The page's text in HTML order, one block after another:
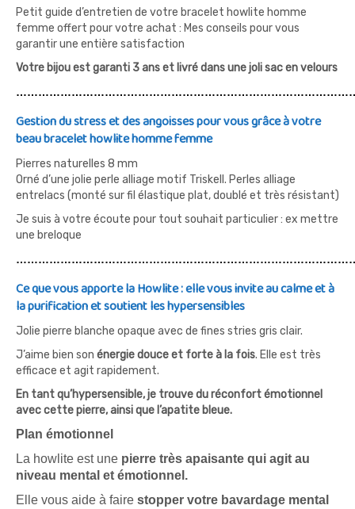
Petit guide d’entretien de votre bracelet howlite homme
femme offert pour votre achat : Mes conseils pour vous
garantir une entière satisfaction
Votre bijou est garanti 3 ans et livré dans une joli sac en velours
Gestion du stress et des angoisses pour vous grâce à votre
beau bracelet howlite homme femme
Pierres naturelles 8 mm
Orné d’une jolie perle alliage motif Triskell. Perles alliage
entrelacs (monté sur fil élastique plat, doublé et très résistant)
Je suis à votre écoute pour tout souhait particulier : ex mettre
une breloque
Ce que vous apporte la Howlite : elle vous invite au calme et à
la purification et soutient les hypersensibles
Jolie pierre blanche opaque avec de fines stries gris clair.
J’aime bien son énergie douce et forte à la fois. Elle est très
efficace et agit rapidement.
En tant qu’hypersensible, je trouve du réconfort émotionnel
avec cette pierre, ainsi que l’apatite bleue.
Plan émotionnel
La howlite est une pierre très apaisante qui agit au
niveau mental et émotionnel.
Elle vous aide à faire stopper votre bavardage mental